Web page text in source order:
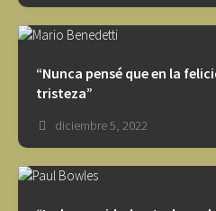
“Nunca pensé que en la
tristeza”
diciembre 5, 2022